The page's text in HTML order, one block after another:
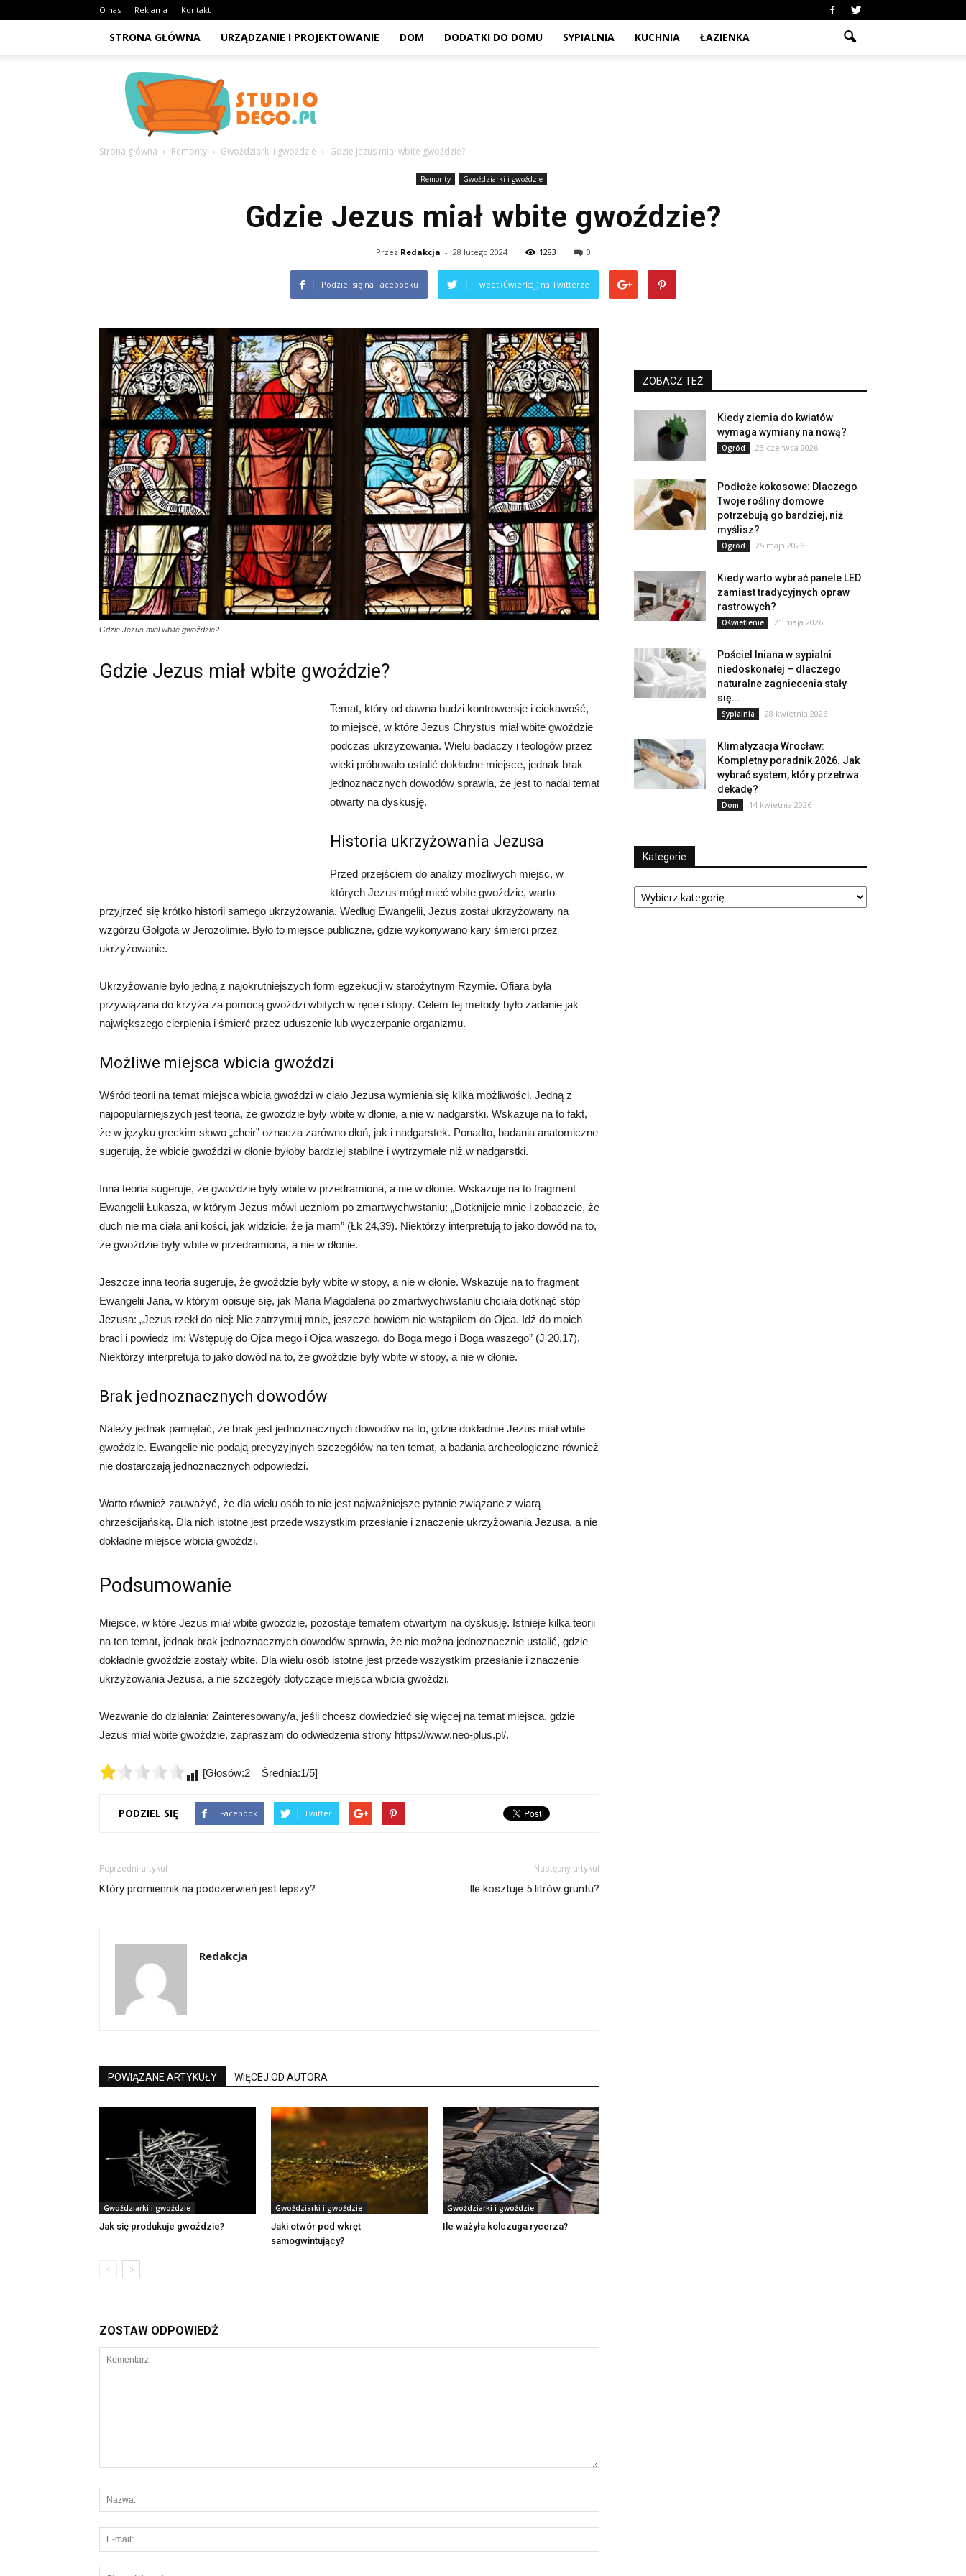
O nas Reklama Kontakt
STRONA GŁÓWNA URZĄDZANIE I PROJEKTOWANIE DOM DODATKI DO DOMU SYPIALNIA KUCHNIA ŁAZIENKA
StudioDeco.pl
Strona główna Remonty Gwoździarki i gwoździe Gdzie Jezus miał wbite gwoździe?
Remonty Gwoździarki i gwoździe
Gdzie Jezus miał wbite gwoździe?
Przez Redakcja - 28 lutego 2024 1283 0
Podziel się na Facebooku Tweet (Ćwierkaj) na Twitterze
Gdzie Jezus miał wbite gwoździe?
Gdzie Jezus miał wbite gwoździe?
Temat, który od dawna budzi kontrowersje i ciekawość,
to miejsce, w które Jezus Chrystus miał wbite gwoździe
podczas ukrzyżowania. Wielu badaczy i teologów przez
wieki próbowało ustalić dokładne miejsce, jednak brak
jednoznacznych dowodów sprawia, że jest to nadal temat
otwarty na dyskusję.
Historia ukrzyżowania Jezusa
Przed przejściem do analizy możliwych miejsc, w
których Jezus mógł mieć wbite gwoździe, warto
przyjrzeć się krótko historii samego ukrzyżowania. Według Ewangelii, Jezus został ukrzyżowany na
wzgórzu Golgota w Jerozolimie. Było to miejsce publiczne, gdzie wykonywano kary śmierci przez
ukrzyżowanie.
Ukrzyżowanie było jedną z najokrutniejszych form egzekucji w starożytnym Rzymie. Ofiara była
przywiązana do krzyża za pomocą gwoździ wbitych w ręce i stopy. Celem tej metody było zadanie jak
największego cierpienia i śmierć przez uduszenie lub wyczerpanie organizmu.
Możliwe miejsca wbicia gwoździ
Wśród teorii na temat miejsca wbicia gwoździ w ciało Jezusa wymienia się kilka możliwości. Jedną z
najpopularniejszych jest teoria, że gwoździe były wbite w dłonie, a nie w nadgarstki. Wskazuje na to fakt,
że w języku greckim słowo „cheir” oznacza zarówno dłoń, jak i nadgarstek. Ponadto, badania anatomiczne
sugerują, że wbicie gwoździ w dłonie byłoby bardziej stabilne i wytrzymałe niż w nadgarstki.
Inna teoria sugeruje, że gwoździe były wbite w przedramiona, a nie w dłonie. Wskazuje na to fragment
Ewangelii Łukasza, w którym Jezus mówi uczniom po zmartwychwstaniu: „Dotknijcie mnie i zobaczcie, że
duch nie ma ciała ani kości, jak widzicie, że ja mam” (Łk 24,39). Niektórzy interpretują to jako dowód na to,
że gwoździe były wbite w przedramiona, a nie w dłonie.
Jeszcze inna teoria sugeruje, że gwoździe były wbite w stopy, a nie w dłonie. Wskazuje na to fragment
Ewangelii Jana, w którym opisuje się, jak Maria Magdalena po zmartwychwstaniu chciała dotknąć stóp
Jezusa: „Jezus rzekł do niej: Nie zatrzymuj mnie, jeszcze bowiem nie wstąpiłem do Ojca. Idź do moich
braci i powiedz im: Wstępuję do Ojca mego i Ojca waszego, do Boga mego i Boga waszego” (J 20,17).
Niektórzy interpretują to jako dowód na to, że gwoździe były wbite w stopy, a nie w dłonie.
Brak jednoznacznych dowodów
Należy jednak pamiętać, że brak jest jednoznacznych dowodów na to, gdzie dokładnie Jezus miał wbite
gwoździe. Ewangelie nie podają precyzyjnych szczegółów na ten temat, a badania archeologiczne również
nie dostarczają jednoznacznych odpowiedzi.
Warto również zauważyć, że dla wielu osób to nie jest najważniejsze pytanie związane z wiarą
chrześcijańską. Dla nich istotne jest przede wszystkim przesłanie i znaczenie ukrzyżowania Jezusa, a nie
dokładne miejsce wbicia gwoździ.
Podsumowanie
Miejsce, w które Jezus miał wbite gwoździe, pozostaje tematem otwartym na dyskusję. Istnieje kilka teorii
na ten temat, jednak brak jednoznacznych dowodów sprawia, że nie można jednoznacznie ustalić, gdzie
dokładnie gwoździe zostały wbite. Dla wielu osób istotne jest przede wszystkim przesłanie i znaczenie
ukrzyżowania Jezusa, a nie szczegóły dotyczące miejsca wbicia gwoździ.
Wezwanie do działania: Zainteresowany/a, jeśli chcesz dowiedzieć się więcej na temat miejsca, gdzie
Jezus miał wbite gwoździe, zapraszam do odwiedzenia strony https://www.neo-plus.pl/.
[Głosów:2 Średnia:1/5]
PODZIEL SIĘ Facebook Twitter
Poprzedni artykuł
Który promiennik na podczerwień jest lepszy?
Następny artykuł
Ile kosztuje 5 litrów gruntu?
Redakcja
POWIĄZANE ARTYKUŁY WIĘCEJ OD AUTORA
Gwoździarki i gwoździe
Jak się produkuje gwoździe?
Gwoździarki i gwoździe
Jaki otwór pod wkręt
samogwintujący?
Gwoździarki i gwoździe
Ile ważyła kolczuga rycerza?
ZOSTAW ODPOWIEDŹ
ZOBACZ TEŻ
Kiedy ziemia do kwiatów
wymaga wymiany na nową?
Ogród 23 czerwca 2026
Podłoże kokosowe: Dlaczego
Twoje rośliny domowe
potrzebują go bardziej, niż
myślisz?
Ogród 25 maja 2026
Kiedy warto wybrać panele LED
zamiast tradycyjnych opraw
rastrowych?
Oświetlenie 21 maja 2026
Pościel lniana w sypialni
niedoskonałej – dlaczego
naturalne zagniecenia stały
się...
Sypialnia 28 kwietnia 2026
Klimatyzacja Wrocław:
Kompletny poradnik 2026. Jak
wybrać system, który przetrwa
dekadę?
Dom 14 kwietnia 2026
Kategorie
Kategorie